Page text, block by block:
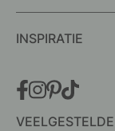
INSPIRATIE